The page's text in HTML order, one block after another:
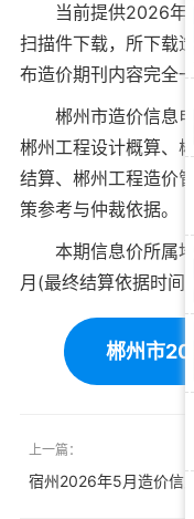
当前提供2026年
扫描件下载，所下载
布造价期刊内容完全
郴州市造价信息
郴州工程设计概算、
结算、 郴州工程造价管
策参考与仲裁依据。
本期信息价所属
月(最终结算依据时间
郴州市
上一篇：
宿州2026年5月造价信